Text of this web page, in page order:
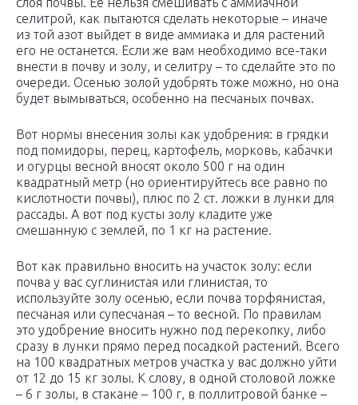
селитрой, как пытаются сделать некоторые – иначе
из той азот выйдет в виде аммиака и для растений
его не останется. Если же вам необходимо все-таки
внести в почву и золу, и селитру – то сделайте это по
очереди. Осенью золой удобрять тоже можно, но она
будет вымываться, особенно на песчаных почвах.
Вот нормы внесения золы как удобрения: в грядки
под помидоры, перец, картофель, морковь, кабачки
и огурцы весной вносят около 500 г на один
квадратный метр (но ориентируйтесь все равно по
кислотности почвы), плюс по 2 ст. ложки в лунки для
рассады. А вот под кусты золу кладите уже
смешанную с землей, по 1 кг на растение.
Вот как правильно вносить на участок золу: если
почва у вас суглинистая или глинистая, то
используйте золу осенью, если почва торфянистая,
песчаная или супесчаная – то весной. По правилам
это удобрение вносить нужно под перекопку, либо
сразу в лунки прямо перед посадкой растений. Всего
на 100 квадратных метров участка у вас должно уйти
от 12 до 15 кг золы. К слову, в одной столовой ложке
– 6 г золы, в стакане – 100 г, в поллитровой банке –